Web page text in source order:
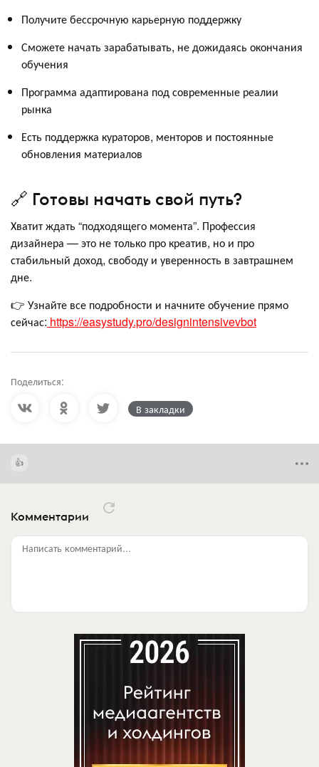
Получите бессрочную карьерную поддержку
Сможете начать зарабатывать, не дожидаясь окончания
обучения
Программа адаптирована под современные реалии
рынка
Есть поддержка кураторов, менторов и постоянные
обновления материалов
🔗 Готовы начать свой путь?
Хватит ждать “подходящего момента”. Профессия
дизайнера — это не только про креатив, но и про
стабильный доход, свободу и уверенность в завтрашнем
дне.
👉 Узнайте все подробности и начните обучение прямо
сейчас: https://easystudy.pro/designintensivevbot
Поделиться:
В закладки
Комментарии
Написать комментарий...